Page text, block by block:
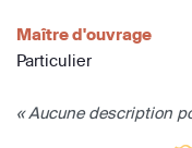
Maître d'ouvrage
Particulier
« Aucune description